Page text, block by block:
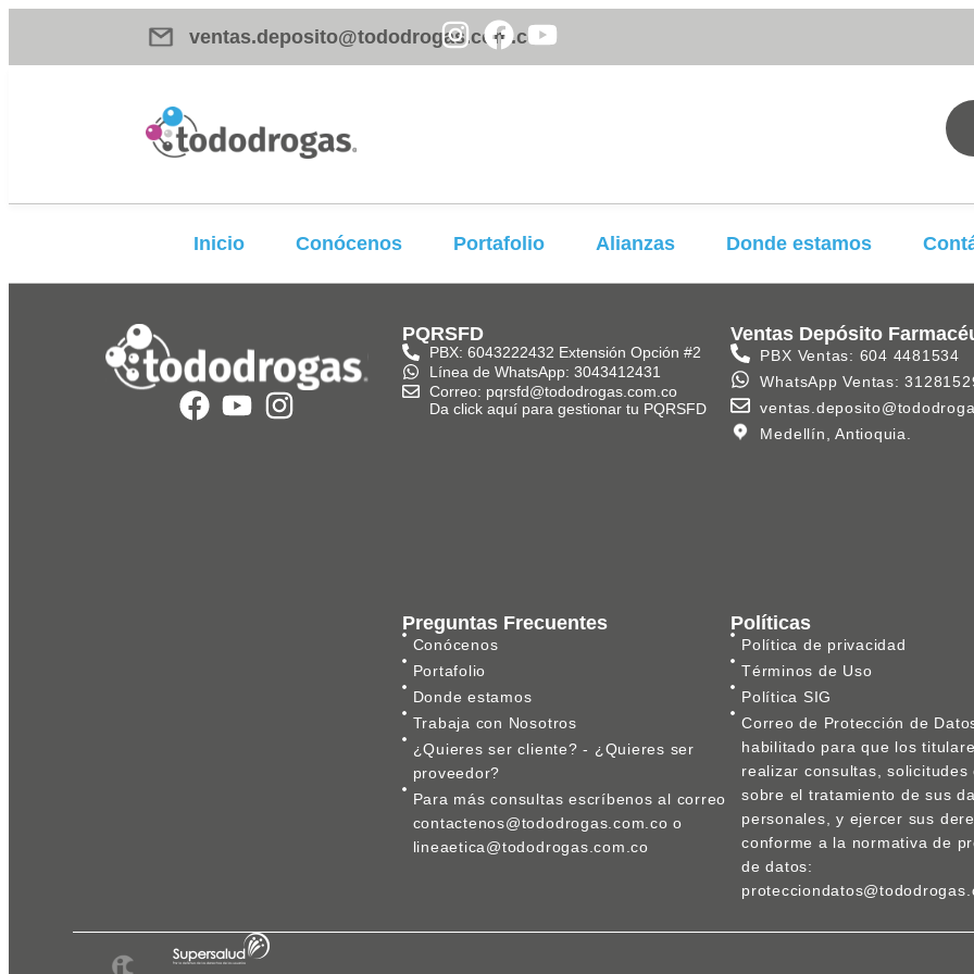
ventas.deposito@tododrogas.com.co
Inicio Conócenos Portafolio Alianzas Donde estamos
PQRSFD
PBX: 6043222432 Extensión Opción #2
Línea de WhatsApp: 3043412431
Correo: pqrsfd@tododrogas.com.co
Da click aquí para gestionar tu PQRSFD
Ventas Depósito
PBX Ventas: 604 4481534
WhatsApp Ventas:
Medellín, Antioquia.
Preguntas Frecuentes
Conócenos
Portafolio
Donde estamos
Trabaja con Nosotros
¿Quieres ser cliente? - ¿Quieres ser
proveedor?
Para más consultas escríbenos al correo
contactenos@tododrogas.com.co o
lineaetica@tododrogas.com.co
Políticas
Política de privacidad
Términos de Uso
Política SIG
Correo de Protección de
habilitado para que los
realizar consultas, solicitudes
sobre el tratamiento de sus
personales, y ejercer sus
conforme a la normativa de
de datos: